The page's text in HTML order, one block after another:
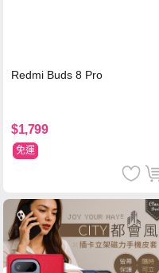
Redmi Buds 8 Pro
$1,799
免運